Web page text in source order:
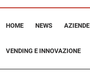
HOME NEWS AZIENDE
VENDING E INNOVAZIONE